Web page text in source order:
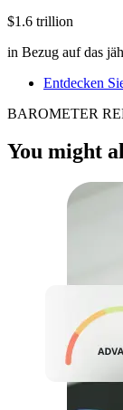
$1.6 trillion
in Bezug auf das
Entdecken
BAROMETER
You might